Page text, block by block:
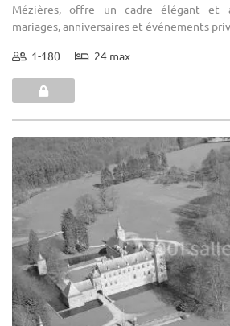
Mézières, offre un cadre élégant et
mariages, anniversaires et événements
1-180 24 max